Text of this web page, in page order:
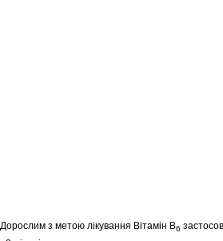
з метою лікування Вітамін В6